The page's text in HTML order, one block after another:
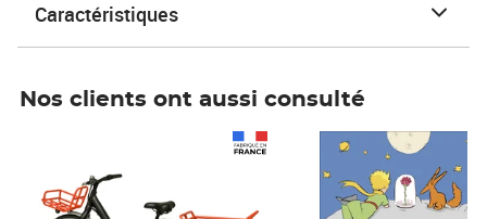
Caractéristiques
Nos clients ont aussi consulté
Prix 7,50€